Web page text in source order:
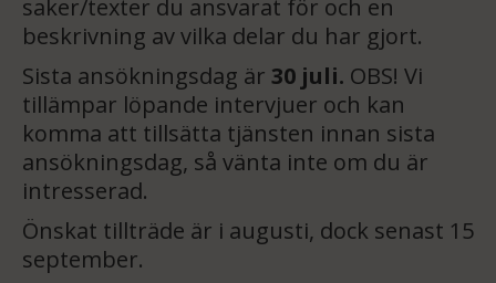
saker/texter du ansvarat för och en
beskrivning av vilka delar du har gjort.
Sista ansökningsdag är 30 juli. OBS! Vi
tillämpar löpande intervjuer och kan
komma att tillsätta tjänsten innan sista
ansökningsdag, så vänta inte om du är
intresserad.
Önskat tillträde är i augusti, dock senast 15
september.